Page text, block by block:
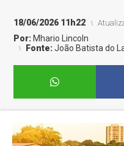
18/06/2026 11h22
Por: Mhario Lincoln
Fonte:João Batista do